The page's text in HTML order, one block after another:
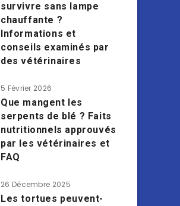
survivre sans lampe
chauffante ?
Informations et
conseils examinés par
des vétérinaires
5 Février 2026
Que mangent les
serpents de blé ? Faits
nutritionnels approuvés
par les vétérinaires et
FAQ
26 Décembre 2025
Les tortues peuvent-